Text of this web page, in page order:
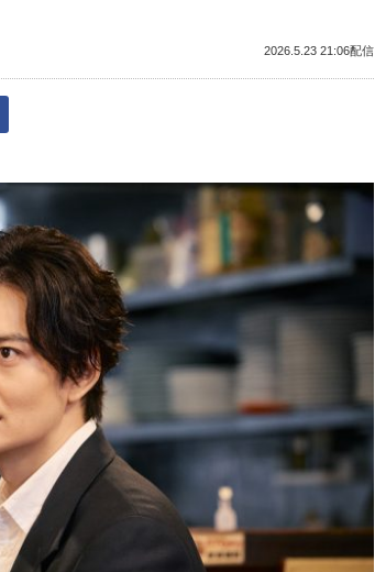
2026.5.23 21:06配信